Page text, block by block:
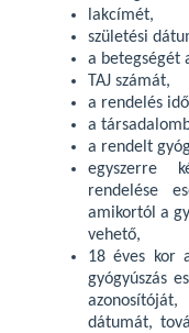
lakcímét,
születési
a betegségét
TAJ számát,
a rendelés
a
a rendelt
egyszerre
rendelése
amikortól a
vehető,
18 éves kor
gyógyúszás
dátumát,